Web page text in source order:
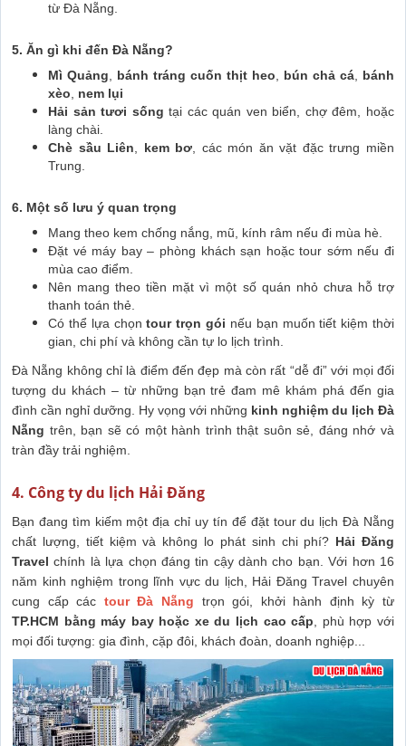
từ Đà Nẵng.
5. Ăn gì khi đến Đà Nẵng?
Mì Quảng
bánh tráng cuốn thịt heo bún chả cá
bánh
xèo
nem lụi
Hải sản tươi sống tại các quán ven biển, chợ đêm, hoặc
làng chài.
Chè sầu Liên
kem bơ , các món ăn vặt đặc trưng miền
Trung.
6. Một số lưu ý quan trọng
Mang theo kem chống nắng, mũ, kính râm nếu đi mùa hè.
Đặt vé máy bay – phòng khách sạn hoặc tour sớm nếu đi
mùa cao điểm.
Nên mang theo tiền mặt vì một số quán nhỏ chưa hỗ trợ
thanh toán thẻ.
Có thể lựa chọntour trọn gói nếu bạn muốn tiết kiệm thời
gian, chi phí và không cần tự lo lịch trình.
Đà Nẵng không chỉ là điểm đến đẹp mà còn rất “dễ đi” với mọi đối
tượng du khách – từ những bạn trẻ đam mê khám phá đến gia
đình cần nghỉ dưỡng. Hy vọng với những kinh nghiệm du lịch Đà
Nẵng trên, bạn sẽ có một hành trình thật suôn sẻ, đáng nhớ và
tràn đầy trải nghiệm.
4. Công ty du lịch Hải Đăng
Bạn đang tìm kiếm một địa chỉ uy tín để đặt tour du lịch Đà Nẵng
chất lượng, tiết kiệm và không lo phát sinh chi phí? Hải Đăng
Travel chính là lựa chọn đáng tin cậy dành cho bạn. Với hơn 16
năm kinh nghiệm trong lĩnh vực du lịch, Hải Đăng Travel chuyên
cung cấp các tour Đà Nẵng trọn gói, khởi hành định kỳ từ
TP.HCM bằng máy bay hoặc xe du lịch cao cấp , phù hợp với
mọi đối tượng: gia đình, cặp đôi, khách đoàn, doanh nghiệp...